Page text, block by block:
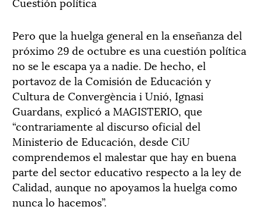
Pero que la huelga general en la enseñanza del
próximo 29 de octubre es una cuestión política
no se le escapa ya a nadie. De hecho, el
portavoz de la Comisión de Educación y
Cultura de Convergència i Unió, Ignasi
Guardans, explicó a MAGISTERIO, que
“contrariamente al discurso oficial del
Ministerio de Educación, desde CiU
comprendemos el malestar que hay en buena
parte del sector educativo respecto a la ley de
Calidad, aunque no apoyamos la huelga como
nunca lo hacemos”.